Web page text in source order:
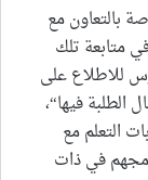
بالتعاون مع
متابعة تلك
للاطلاع على
الطلبة فيها“،
التعلم مع
في ذات